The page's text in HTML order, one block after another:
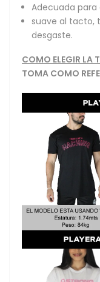
Adecuada
suave al tacto,
desgaste.
COMO ELEGIR LA
TOMA COMO